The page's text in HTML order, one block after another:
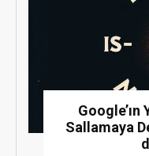
Google’ın
Sallamaya